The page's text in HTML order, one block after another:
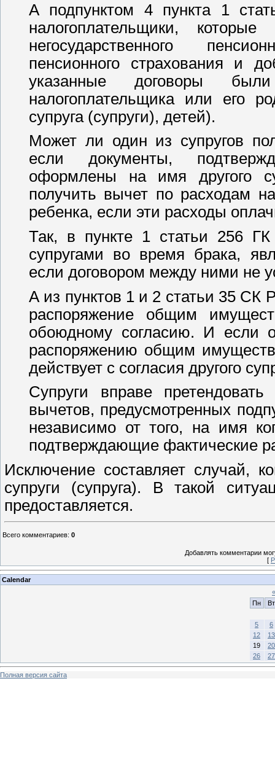
А подпунктом 4 пункта 1
налогоплательщики,
негосударственного
пенсионного страхования и
указанные договоры
налогоплательщика или его
супруга (супруги), детей).
Может ли один из супругов
если документы,
оформлены на имя другого
получить вычет по расходам
ребенка, если эти расходы
Так, в пункте 1 статьи 256
супругами во время брака,
если договором между ними не
А из пунктов 1 и 2 статьи 35 СК
распоряжение общим
обоюдному согласию. И если
распоряжению общим
действует с согласия другого
Супруги вправе
вычетов, предусмотренных
независимо от того, на имя
подтверждающие фактические
Исключение составляет случай,
супруги (супруга). В такой
предоставляется.
Всего комментариев: 0
Добавлять комментарии
[
Calendar
«
Пн
Вт
5
6
12
13
19
20
26
27
Полная версия сайта